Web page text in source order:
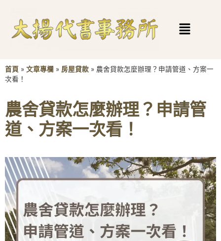
首頁 » 文章專欄 » 房屋貸款 » 農舍貸款怎麼辦理？申請管道、方案一
次看！
農舍貸款怎麼辦理？申請管
道、方案一次看！